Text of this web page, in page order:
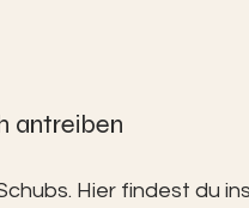
antreiben
Hier findest du